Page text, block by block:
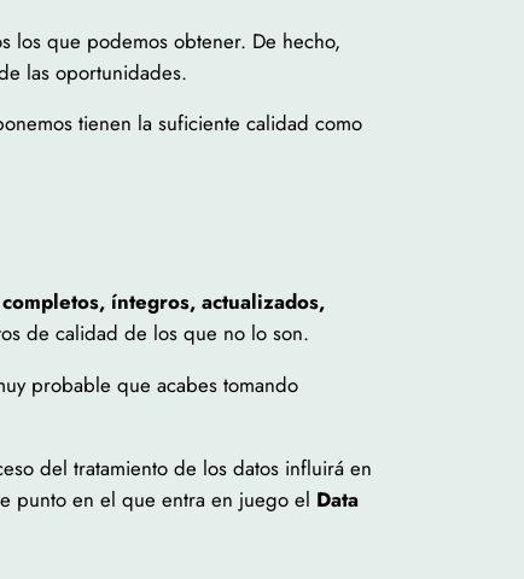
los que podemos obtener. De hecho,
las oportunidades.
tienen la suficiente calidad como
íntegros, actualizados,
de calidad de los que no lo son.
probable que acabes tomando
del tratamiento de los datos influirá en
punto en el que entra en juego el Data